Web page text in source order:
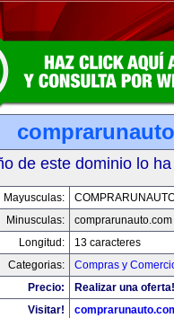
de este dominio lo
Mayusculas:
Minusculas:
comprarunauto.com
Longitud:
13 caracteres
Categorias:
Compras y
Precio:
Realizar una oferta!
Visitar!